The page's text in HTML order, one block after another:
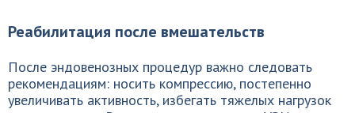
Реабилитация после вмешательств
После эндовенозных процедур важно следовать
рекомендациям: носить компрессию, постепенно
увеличивать активность, избегать тяжелых нагрузок